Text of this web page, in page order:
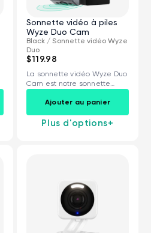
Sonnette vidéo à piles
Wyze Duo Cam
Black / Sonnette vidéo Wyze
Duo
$119.98
La sonnette vidéo Wyze Duo
Cam est notre sonnette
vidéo...
Ajouter au panier
Plus d'options+